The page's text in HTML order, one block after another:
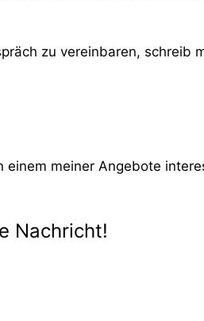
zu vereinbaren, schreib
einem meiner Angebote
Nachricht!